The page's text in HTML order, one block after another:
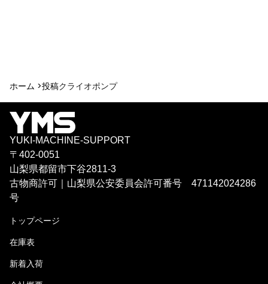
ホーム >投稿クライオポンプ
YUKI-MACHINE-SUPPORT
〒402-0051
山梨県都留市下谷2811-3
古物商許可｜山梨県公安委員会許可番号 471142024286
号
トップページ
在庫表
新着入荷